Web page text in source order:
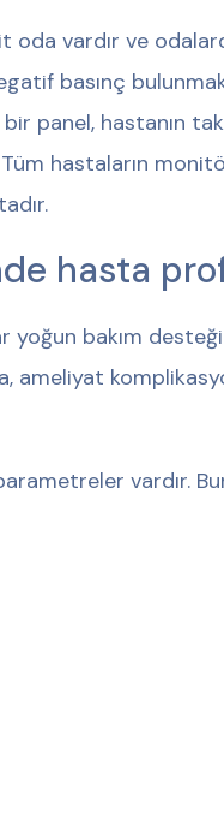
vardır ve
basınç
panel, hastanın
hastaların
hasta
yoğun bakım
ameliyat
vardır.